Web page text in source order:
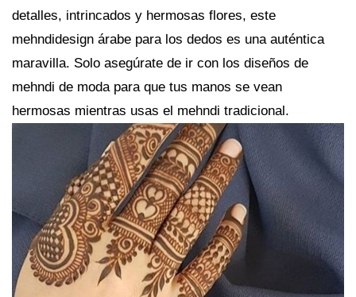
detalles, intrincados y hermosas flores, este
mehndidesign árabe para los dedos es una auténtica
maravilla. Solo asegúrate de ir con los diseños de
mehndi de moda para que tus manos se vean
hermosas mientras usas el mehndi tradicional.